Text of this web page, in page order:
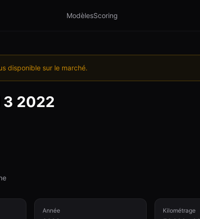
ModèlesScoring
disponible sur le marché.
3 2022
Année Kilométrage